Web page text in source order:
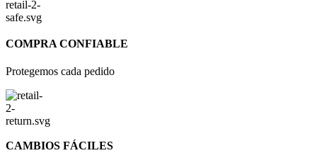
COMPRA CONFIABLE
Protegemos cada pedido
CAMBIOS FÁCILES